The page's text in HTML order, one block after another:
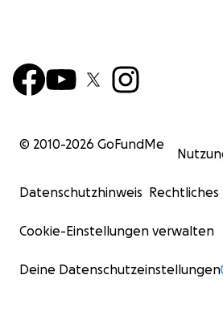
© 2010-2026 GoFundMe
Datenschutzhinweis Rechtliches
Cookie-Einstellungen verwalten
Deine Datenschutzeinstellungen